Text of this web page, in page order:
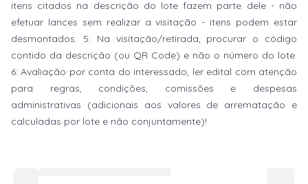
itens citados na descrição do lote fazem parte dele - não
efetuar lances sem realizar a visitação - itens podem estar
desmontados. 5: Na visitação/retirada, procurar o código
contido da descrição (ou QR Code) e não o número do lote.
6: Avaliação por conta do interessado, ler edital com atenção
para regras, condições, comissões e despesas
administrativas (adicionais aos valores de arrematação e
calculadas por lote e não conjuntamente)!